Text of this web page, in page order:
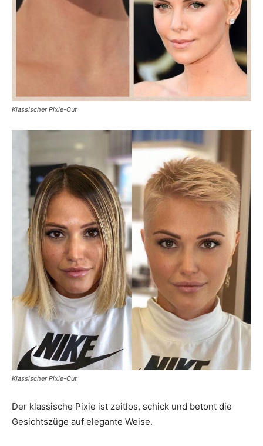
Klassischer Pixie-Cut
Klassischer Pixie-Cut
Der klassische Pixie ist zeitlos, schick und betont die
Gesichtszüge auf elegante Weise.